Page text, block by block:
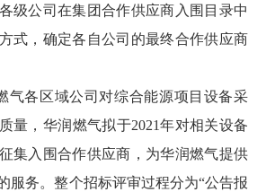
级公司在集团合作供应商入围目录中
式，确定各自公司的最终合作供应商
气各区域公司对综合能源项目设备采
量，华润燃气拟于2021年对相关设备
集入围合作供应商，为华润燃气提供
服务。整个招标评审过程分为“公告报